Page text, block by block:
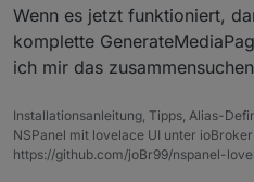
Das kann
wird ja
undefined
Wenn es jetzt funktioniert,
komplette
ich mir das
Installationsanleitung, Tipps, Alias-
NSPanel mit lovelace UI unter ioBroker
https://github.com/joBr99/nspanel-